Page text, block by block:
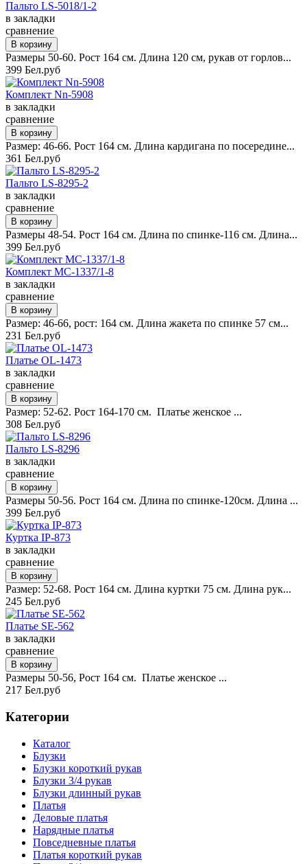
Пальто LS-5018/1-2
в закладки
сравнение
Размеры 50-60. Рост 164 см. Длина 120 см, рукав от горлов...
399 Бел.руб
Комплект Nn-5908
в закладки
сравнение
Размер: 46-66. Рост 164 см. Длина кардигана по посередине...
361 Бел.руб
Пальто LS-8295-2
в закладки
сравнение
Размеры 48-54. Рост 164 см. Длина по спинке-116 см. Длина...
399 Бел.руб
Комплект MC-1337/1-8
в закладки
сравнение
Размер: 46-66, рост: 164 см. Длина жакета по спинке 57 см...
231 Бел.руб
Платье OL-1473
в закладки
сравнение
Размер: 52-62. Рост 164-170 см. Платье женское ...
308 Бел.руб
Пальто LS-8296
в закладки
сравнение
Размеры 50-56. Рост 164 см. Длина по спинке-120см. Длина ...
399 Бел.руб
Куртка IP-873
в закладки
сравнение
Размер: 52-68. Рост 164 см. Длина куртки 75 см. Длина рук...
245 Бел.руб
Платье SE-562
в закладки
сравнение
Размеры 50-56, Рост 164 см. Платье женское ...
217 Бел.руб
Категории
Каталог
Блузки
Блузки короткий рукав
Блузки 3/4 рукав
Блузки длинный рукав
Платья
Деловые платья
Нарядные платья
Повседневные платья
Платья короткий рукав